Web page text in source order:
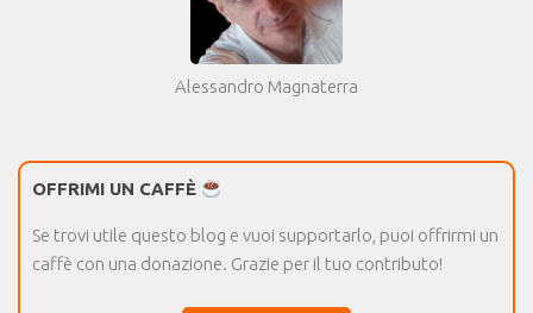
Alessandro Magnaterra
OFFRIMI UN CAFFÈ
Se trovi utile questo blog e vuoi supportarlo, puoi offrirmi un
caffè con una donazione. Grazie per il tuo contributo!